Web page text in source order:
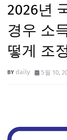
2026년
경우 소
떻게 조
daily 5월 10,